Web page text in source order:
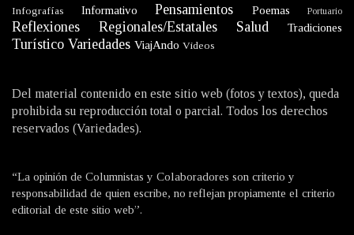
Infografías Informativo Pensamientos Poemas Portuario
Reflexiones Regionales/Estatales Salud Tradiciones
Turístico Variedades ViajAndo Videos
Del material contenido en este sitio web (fotos y textos), queda
prohibida su reproducción total o parcial. Todos los derechos
reservados (Variedades).
“La opinión de Columnistas y Colaboradores son criterio y
responsabilidad de quien escribe, no reflejan propiamente el criterio
editorial de este sitio web”.